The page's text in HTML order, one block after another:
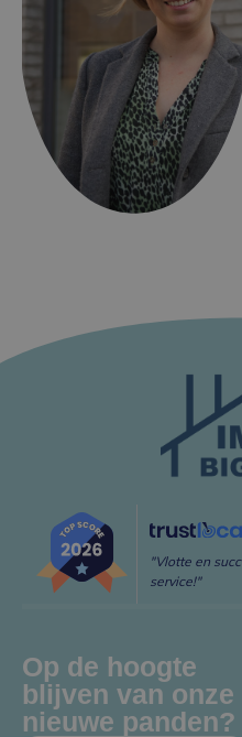
"Vlotte en
service!"
Op de hoogte
blijven van onze
nieuwe panden?